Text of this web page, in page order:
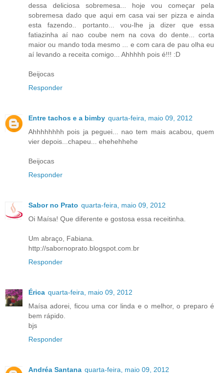
dessa deliciosa sobremesa... hoje vou começar pela
sobremesa dado que aqui em casa vai ser pizza e ainda
esta fazendo.. portanto... vou-lhe ja dizer que essa
fatiazinha aí nao coube nem na cova do dente... corta
maior ou mando toda mesmo ... e com cara de pau olha eu
aí levando a receita comigo... Ahhhhh pois é!!! :D
Beijocas
Responder
Entre tachos e a bimby quarta-feira, maio 09, 2012
Ahhhhhhhh pois ja peguei... nao tem mais acabou, quem
vier depois...chapeu... ehehehhehe
Beijocas
Responder
Sabor no Prato quarta-feira, maio 09, 2012
Oi Maísa! Que diferente e gostosa essa receitinha.
Um abraço, Fabiana.
http://sabornoprato.blogspot.com.br
Responder
Érica quarta-feira, maio 09, 2012
Maísa adorei, ficou uma cor linda e o melhor, o preparo é
bem rápido.
bjs
Responder
Andréa Santana quarta-feira, maio 09, 2012